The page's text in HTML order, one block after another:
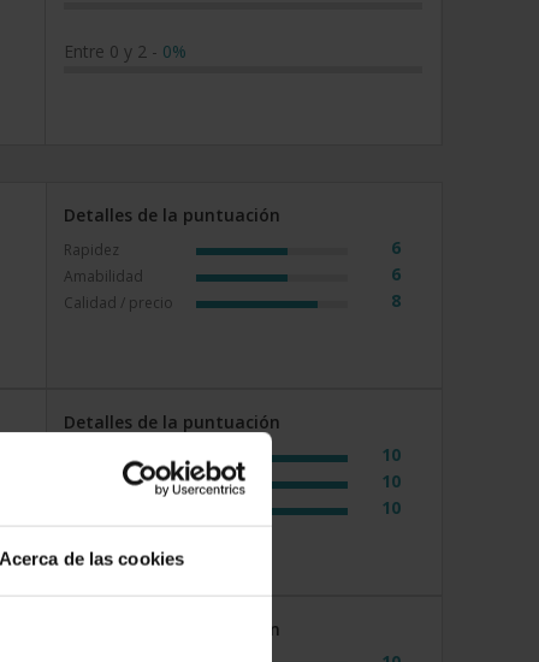
Acerca de las cookies
Entre 0 y 2 - 0%
Detalles de la puntuación
Rapidez 6
Amabilidad 6
Calidad / precio 8
Detalles de la puntuación
10
Amabilidad 10
10
Detalles de la puntuación